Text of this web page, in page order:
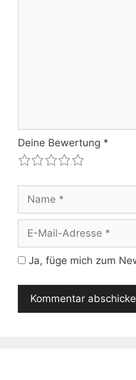
Deine Bewertung *
4
3
2
1
Mail-
Adresse
Ja, füge mich zum